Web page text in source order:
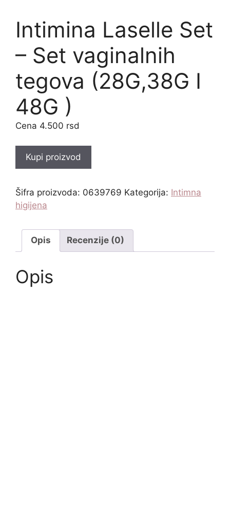
Intimina Laselle Set
– Set vaginalnih
tegova (28G,38G I
48G )
4.500 rsd
Kupi proizvod
Šifra proizvoda: 0639769 Kategorija: Intimna
higijena
Opis Recenzije (0)
Opis